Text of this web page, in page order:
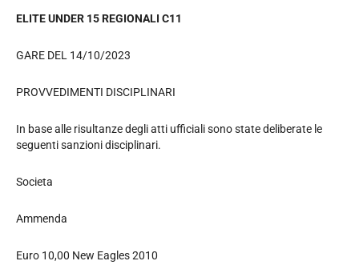
ELITE UNDER 15 REGIONALI C11
GARE DEL 14/10/2023
PROVVEDIMENTI DISCIPLINARI
In base alle risultanze degli atti ufficiali sono state deliberate le
seguenti sanzioni disciplinari.
Societa
Ammenda
Euro 10,00 New Eagles 2010